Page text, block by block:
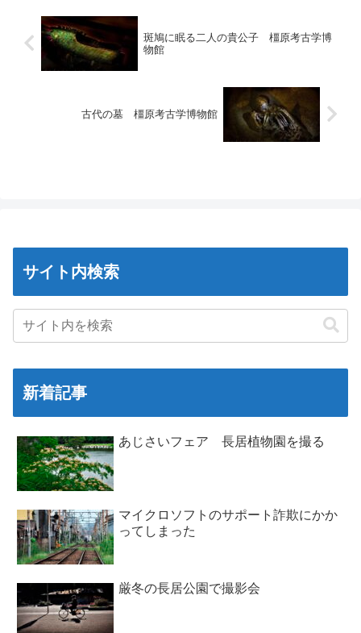
斑鳩に眠る二人の貴公子 橿原考古学博
物館
古代の墓 橿原考古学博物館
サイト内検索
新着記事
あじさいフェア 長居植物園を撮る
マイクロソフトのサポート詐欺にかか
ってしまった
厳冬の長居公園で撮影会